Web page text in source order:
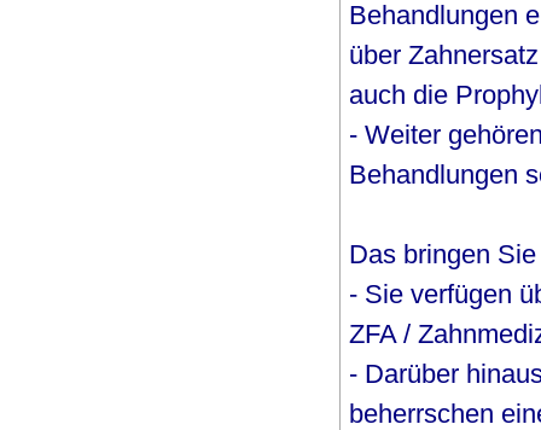
Behandlungen
über
auch die
- Weiter
Behandlungen
Das bringen
- Sie verfügen
ZFA /
- Darüber
beherrschen